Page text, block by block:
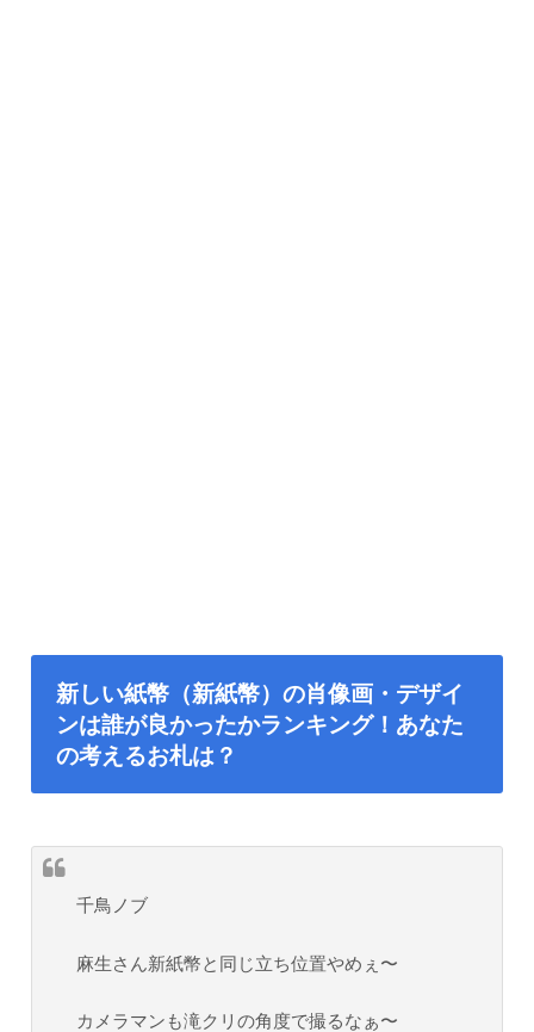
新しい紙幣（新紙幣）の肖像画・デザイ
ンは誰が良かったかランキング！あなた
の考えるお札は？
千鳥ノブ
麻生さん新紙幣と同じ立ち位置やめぇ〜
カメラマンも滝クリの角度で撮るなぁ〜